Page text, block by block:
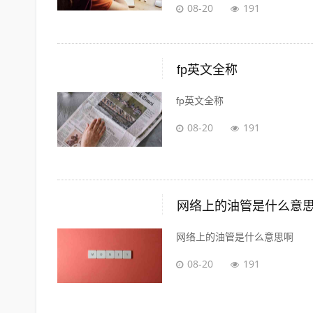
08-20 191
fp英文全称
fp英文全称
08-20 191
网络上的油管是什么意
网络上的油管是什么意思啊
08-20 191